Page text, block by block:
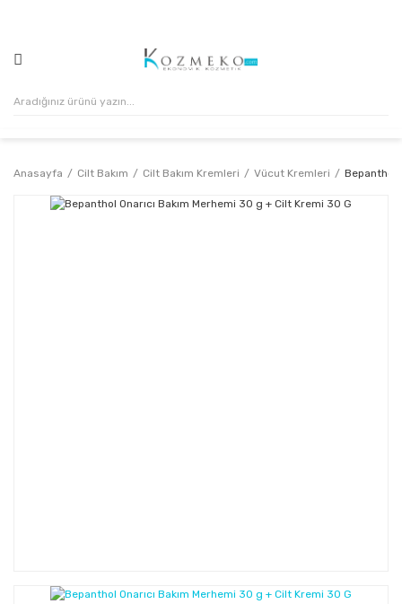
Anasayfa Cilt Bakım Cilt Bakım Kremleri Vücut Kremleri Bepanthol